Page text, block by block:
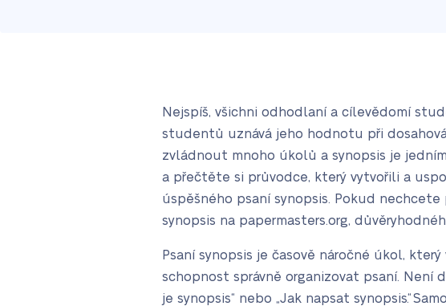
Nejspíš, všichni odhodlaní a cílevědomí
studentů uznává jeho hodnotu při
zvládnout mnoho úkolů a synopsis je
a přečtěte si průvodce, který vytvořili a
úspěšného psaní synopsis. Pokud
synopsis na papermasters.org,
Psaní synopsis je časově náročné úkol,
schopnost správně organizovat psaní. Není
je synopsis“ nebo „Jak napsat synopsis“.